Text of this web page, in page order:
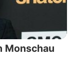
Monschau